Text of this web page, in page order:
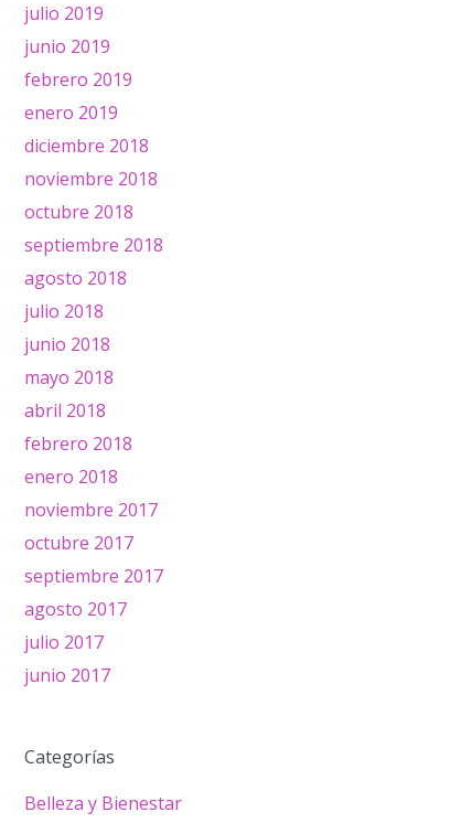
julio 2019
junio 2019
febrero 2019
enero 2019
diciembre 2018
noviembre 2018
octubre 2018
septiembre 2018
agosto 2018
julio 2018
junio 2018
mayo 2018
abril 2018
febrero 2018
enero 2018
noviembre 2017
octubre 2017
septiembre 2017
agosto 2017
julio 2017
junio 2017
Categorías
Belleza y Bienestar